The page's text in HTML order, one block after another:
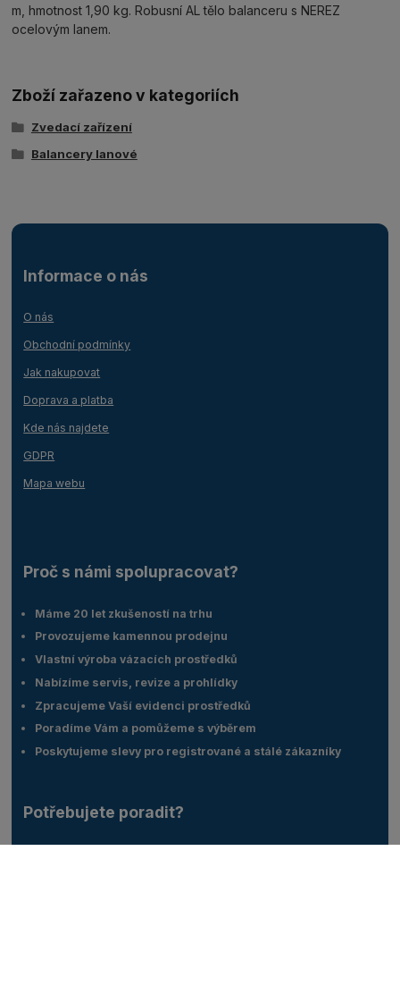
m, hmotnost 1,90 kg. Robusní AL tělo balanceru s NEREZ
ocelovým lanem.
Zboží zařazeno v kategoriích
Zvedací zařízení
Balancery lanové
Informace o nás
O nás
Obchodní podmínky
Jak nakupovat
Doprava a platba
Kde nás najdete
GDPR
Mapa webu
Proč s námi spolupracovat?
Máme 20 let zkušeností na trhu
Provozujeme kamennou prodejnu
Vlastní výroba vázacích prostředků
Nabízíme servis, revize a prohlídky
Zpracujeme Vaší evidenci prostředků
Poradíme Vám a pomůžeme s výběrem
Poskytujeme slevy pro registrované a stálé zákazníky
Potřebujete poradit?